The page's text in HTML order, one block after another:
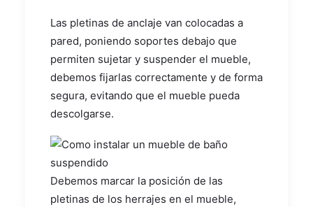
Las pletinas de anclaje van colocadas a
pared, poniendo soportes debajo que
permiten sujetar y suspender el mueble,
debemos fijarlas correctamente y de forma
segura, evitando que el mueble pueda
descolgarse.
Debemos marcar la posición de las
pletinas de los herrajes en el mueble,